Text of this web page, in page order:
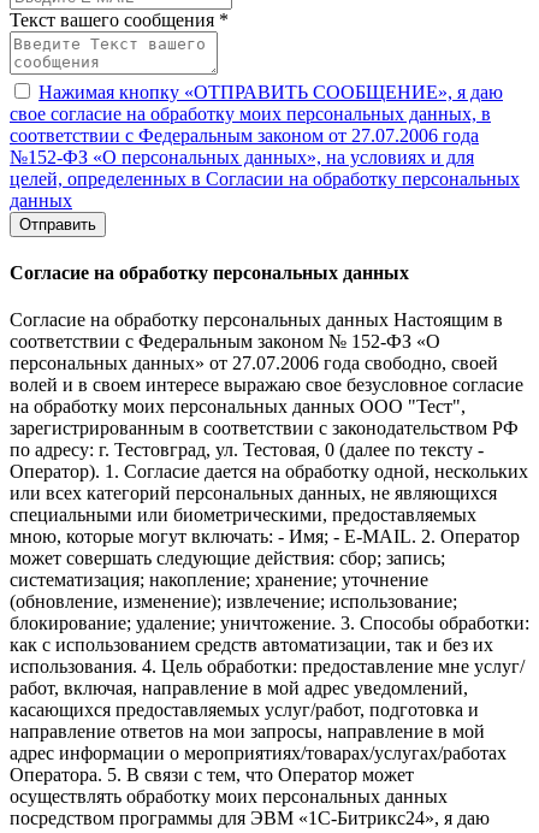
Текст вашего сообщения *
Нажимая кнопку «ОТПРАВИТЬ СООБЩЕНИЕ», я даю
свое согласие на обработку моих персональных данных, в
соответствии с Федеральным законом от 27.07.2006 года
№152-ФЗ «О персональных данных», на условиях и для
целей, определенных в Согласии на обработку персональных
данных
Отправить
Согласие на обработку персональных данных
Согласие на обработку персональных данных Настоящим в
соответствии с Федеральным законом № 152-ФЗ «О
персональных данных» от 27.07.2006 года свободно, своей
волей и в своем интересе выражаю свое безусловное согласие
на обработку моих персональных данных ООО "Тест",
зарегистрированным в соответствии с законодательством РФ
по адресу: г. Тестовград, ул. Тестовая, 0 (далее по тексту -
Оператор). 1. Согласие дается на обработку одной, нескольких
или всех категорий персональных данных, не являющихся
специальными или биометрическими, предоставляемых
мною, которые могут включать: - Имя; - E-MAIL. 2. Оператор
может совершать следующие действия: сбор; запись;
систематизация; накопление; хранение; уточнение
(обновление, изменение); извлечение; использование;
блокирование; удаление; уничтожение. 3. Способы обработки:
как с использованием средств автоматизации, так и без их
использования. 4. Цель обработки: предоставление мне услуг/
работ, включая, направление в мой адрес уведомлений,
касающихся предоставляемых услуг/работ, подготовка и
направление ответов на мои запросы, направление в мой
адрес информации о мероприятиях/товарах/услугах/работах
Оператора. 5. В связи с тем, что Оператор может
осуществлять обработку моих персональных данных
посредством программы для ЭВМ «1С-Битрикс24», я даю